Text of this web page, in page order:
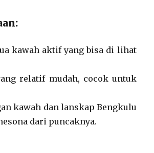
kawah aktif yang bisa di lihat
relatif mudah, cocok untuk
kawah dan lanskap Bengkulu
dari puncaknya.